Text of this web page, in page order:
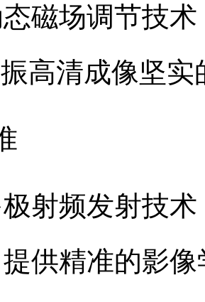
磁场调节技
高清成像坚实
射频发射技
供精准的影